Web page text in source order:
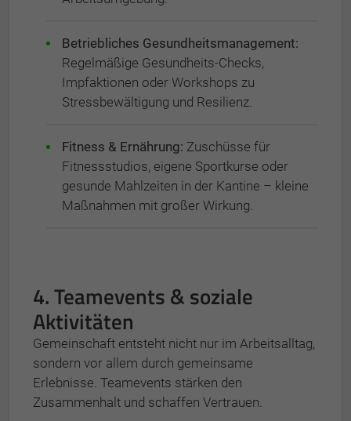
Betriebliches Gesundheitsmanagement:
Regelmäßige Gesundheits-Checks,
Impfaktionen oder Workshops zu
Stressbewältigung und Resilienz.
Fitness & Ernährung: Zuschüsse für
Fitnessstudios, eigene Sportkurse oder
gesunde Mahlzeiten in der Kantine – kleine
Maßnahmen mit großer Wirkung.
4. Teamevents & soziale
Aktivitäten
Gemeinschaft entsteht nicht nur im Arbeitsalltag,
sondern vor allem durch gemeinsame
Erlebnisse. Teamevents stärken den
Zusammenhalt und schaffen Vertrauen.